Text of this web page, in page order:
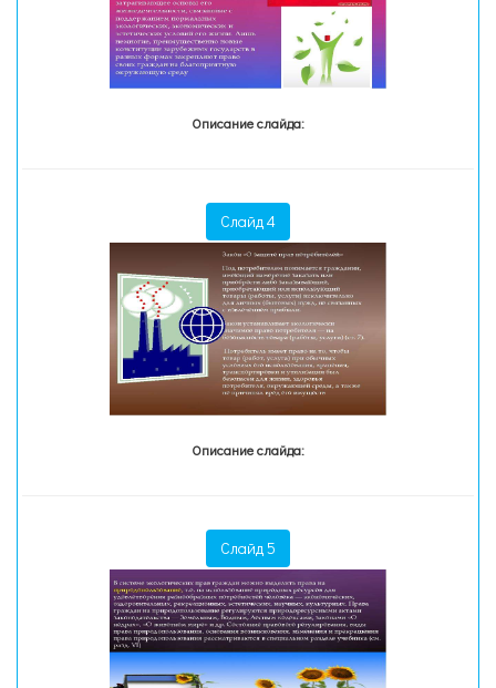
Описание слайда:
Слайд 4
Описание слайда:
Слайд 5